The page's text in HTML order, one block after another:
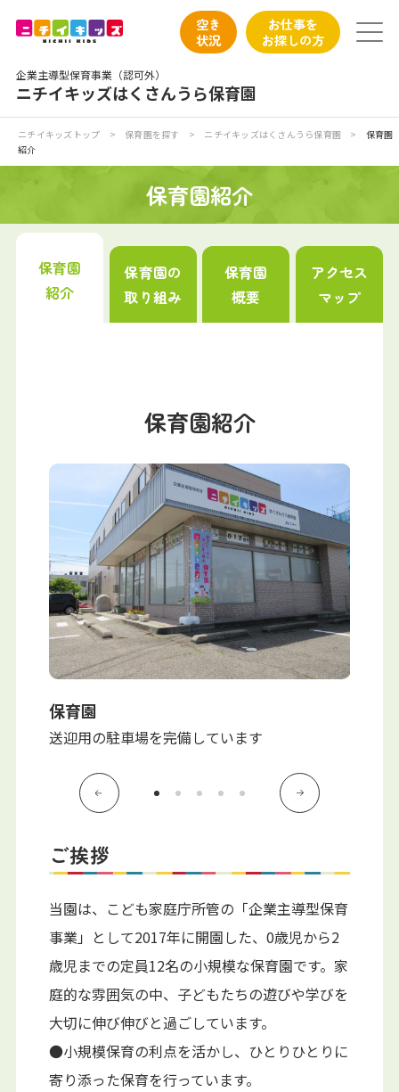
企業主導型保育事業（認可外）
ニチイキッズはくさんうら保育園
空き
状況
お仕事を
お探しの方
ニチイが大切にしていること
保育園見学
各種書類
お仕事をお探しの方
よくあるご質問
保育園に関するお問い合わせ
プライバシーポリシー サイトのご利用について
サイトマップ ニチイ学館オフィシャルサイト
ニチイキッズトップ > 保育園を探す > ニチイキッズはくさんうら保育園 >
保育園
紹介
保育園紹介
保育園
紹介
保育園の
取り組み
保育園
概要
アクセス
マップ
保育園紹介
保育園
送迎用の駐車場を完備しています
ご挨拶
当園は、こども家庭庁所管の「企業主導型保育
事業」として2017年に開園した、0歳児から2
歳児までの定員12名の小規模な保育園です。家
庭的な雰囲気の中、子どもたちの遊びや学びを
大切に伸び伸びと過ごしています。
●小規模保育の利点を活かし、ひとりひとりに
寄り添った保育を行っています。